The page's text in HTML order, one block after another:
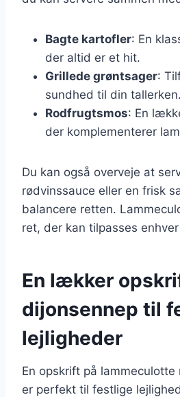
Bagte kartofler: En
der altid er et hit.
Grillede grøntsager:
sundhed til din tallerken.
Rodfrugtsmos: En
der komplementerer
Du kan også overveje at
rødvinssauce eller en frisk
balancere retten.
ret, der kan tilpasses
En lækker
dijonsennep til
lejligheder
En opskrift på
er perfekt til festlige